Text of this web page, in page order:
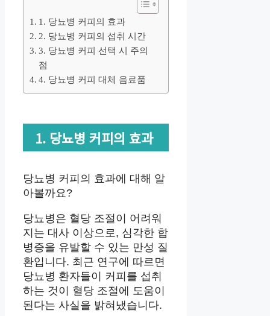
1. 당뇨병 커피의 효과
2. 당뇨병 커피의 섭취 시간
3. 당뇨병 커피 선택 시 주의
점
4. 당뇨병 커피 대체 음료품
1. 당뇨병 커피의 효과
당뇨병 커피의 효과에 대해 알
아볼까요?
당뇨병은 혈당 조절이 어려워
지는 대사 이상으로, 심각한 합
병증을 유발할 수 있는 만성 질
환입니다. 최근 연구에 따르면
당뇨병 환자들이 커피를 섭취
하는 것이 혈당 조절에 도움이
된다는 사실을 밝혀냈습니다.